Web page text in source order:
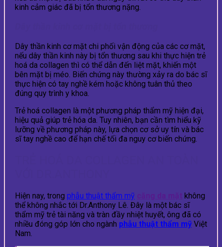
kinh cảm giác đã bị tổn thương nặng.
Dây thần kinh cơ mặt chi phối vận động của các cơ mặt,
nếu dây thần kinh này bị tổn thương sau khi thực hiện trẻ
hoá da collagen thì có thể dẫn đến liệt mặt, khiến một
bên mặt bị méo. Biến chứng này thường xảy ra do bác sĩ
thực hiện có tay nghề kém hoặc không tuân thủ theo
đúng quy trình y khoa.
Trẻ hoá collagen là một phương pháp thẩm mỹ hiện đại,
hiệu quả giúp trẻ hóa da. Tuy nhiên, bạn cần tìm hiểu kỹ
lưỡng về phương pháp này, lựa chọn cơ sở uy tín và bác
sĩ tay nghề cao để hạn chế tối đa nguy cơ biến chứng.
Hiện nay, trong phẫu thuật thẩm mỹ căng da mặt không
thể không nhắc tới Dr.Anthony Lê. Đây là một bác sĩ
thẩm mỹ trẻ tài năng và tràn đầy nhiệt huyết, ông đã có
nhiều đóng góp lớn cho ngành phẫu thuật thẩm mỹ Việt
Nam.